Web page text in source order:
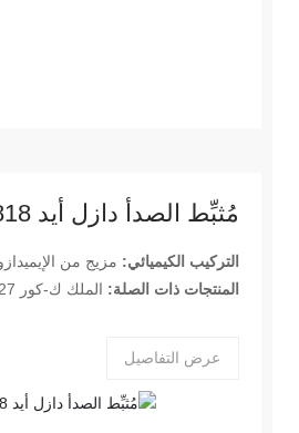
مُثبِّط الصدأ دازل أيد AR 1818
التركيب الكيميائي: مزيج من
المنتجات ذات الصلة: الملك ك-كور 1227
عرض التفاصيل